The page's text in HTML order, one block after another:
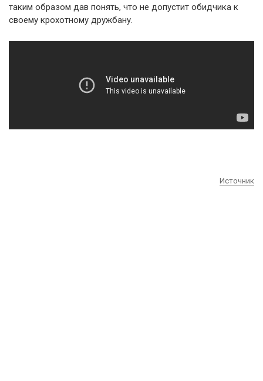
таким образом дав понять, что не допустит обидчика к
своему крохотному дружбану.
Источник